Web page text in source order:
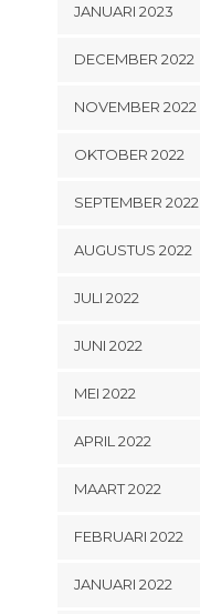
JANUARI 2023
DECEMBER 2022
NOVEMBER 2022
OKTOBER 2022
SEPTEMBER 2022
AUGUSTUS 2022
JULI 2022
JUNI 2022
MEI 2022
APRIL 2022
MAART 2022
FEBRUARI 2022
JANUARI 2022